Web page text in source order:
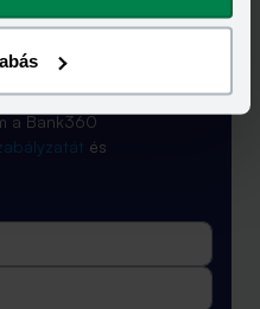
-
a Bank360
és